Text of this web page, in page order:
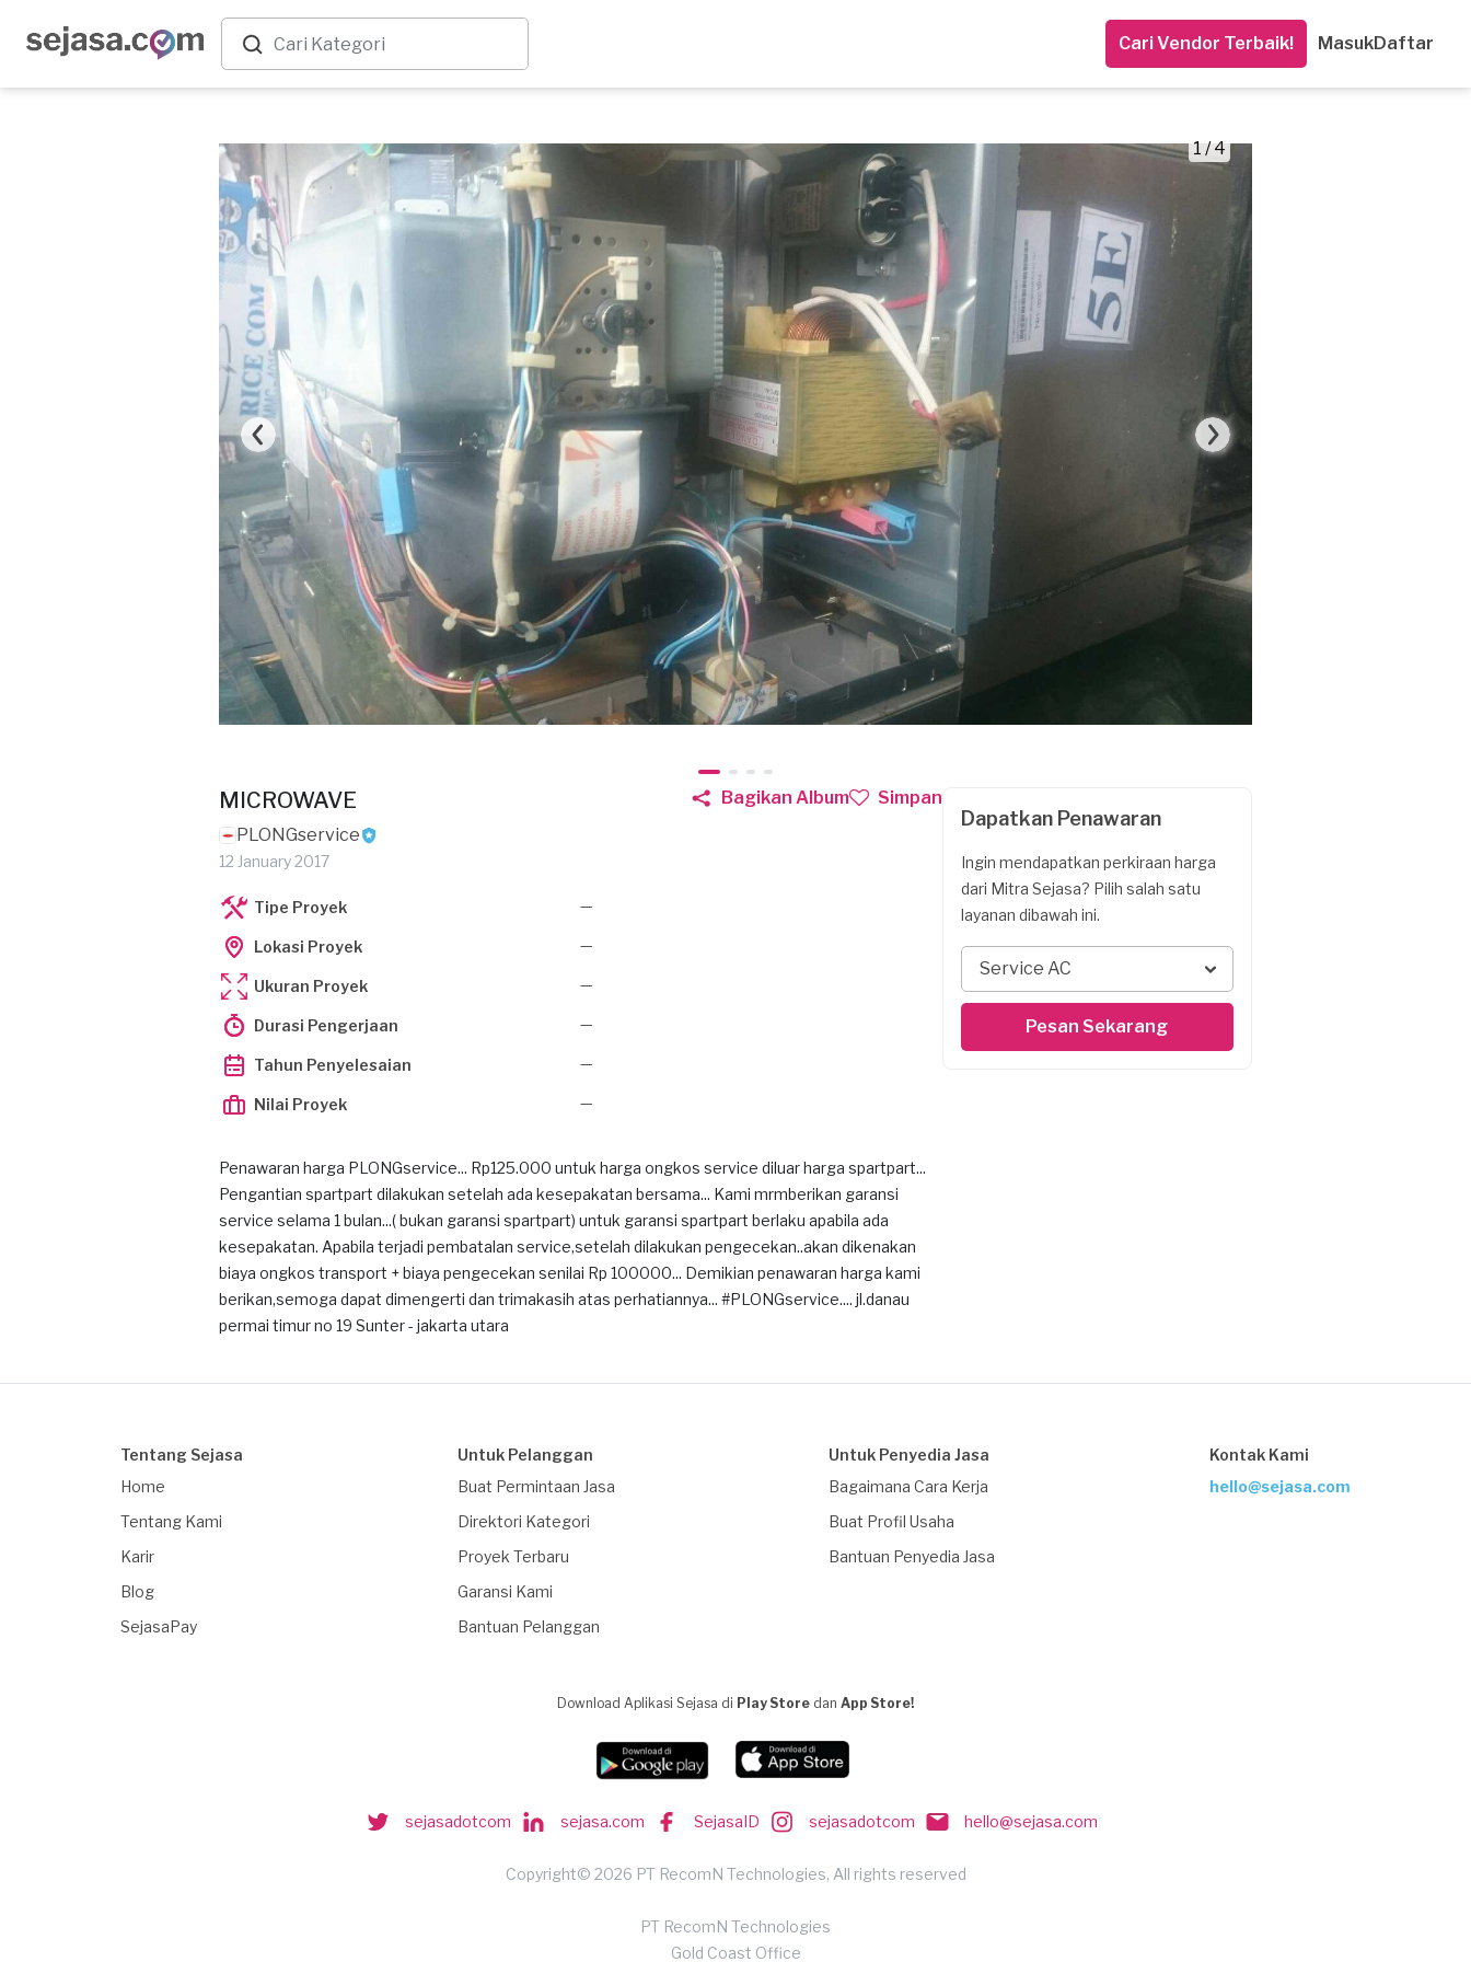
Cari Vendor Terbaik! MasukDaftar
1 / 4
MICROWAVE
PLONGservice
12 January 2017
Bagikan Album Simpan
Tipe Proyek —
Lokasi Proyek —
Ukuran Proyek —
Durasi Pengerjaan —
Tahun Penyelesaian —
Nilai Proyek —
Penawaran harga PLONGservice... Rp125.000 untuk harga ongkos service diluar harga spartpart...
Pengantian spartpart dilakukan setelah ada kesepakatan bersama... Kami mrmberikan garansi
service selama 1 bulan...( bukan garansi spartpart) untuk garansi spartpart berlaku apabila ada
kesepakatan. Apabila terjadi pembatalan service,setelah dilakukan pengecekan..akan dikenakan
biaya ongkos transport + biaya pengecekan senilai Rp 100000... Demikian penawaran harga kami
berikan,semoga dapat dimengerti dan trimakasih atas perhatiannya... #PLONGservice.... jl.danau
permai timur no 19 Sunter - jakarta utara
Dapatkan Penawaran
Ingin mendapatkan perkiraan harga
dari Mitra Sejasa? Pilih salah satu
layanan dibawah ini.
Service AC
Pesan Sekarang
Tentang Sejasa
Home
Tentang Kami
Karir
Blog
SejasaPay
Untuk Pelanggan
Buat Permintaan Jasa
Direktori Kategori
Proyek Terbaru
Garansi Kami
Bantuan Pelanggan
Untuk Penyedia Jasa
Bagaimana Cara Kerja
Buat Profil Usaha
Bantuan Penyedia Jasa
Kontak Kami
hello@sejasa.com
Download Aplikasi Sejasa di Play Store dan App Store!
sejasadotcom sejasa.com SejasaID sejasadotcom hello@sejasa.com
Copyright© 2026 PT RecomN Technologies, All rights reserved
PT RecomN Technologies
Gold Coast Office